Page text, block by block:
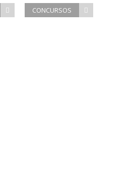
CONCURSOS